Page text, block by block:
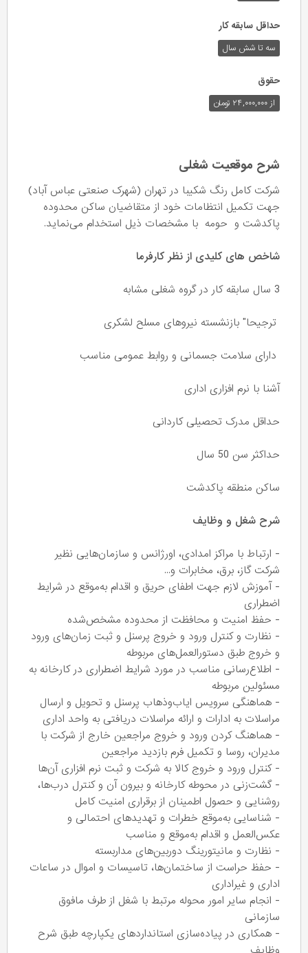
حداقل سابقه کار
سه تا شش سال
حقوق
از ۲۴,۰۰۰,۰۰۰ تومان
شرح موقعیت شغلی
شرکت کامل رنگ شکیبا در تهران (شهرک صنعتی عباس آباد)
جهت تکمیل انتظامات خود از متقاضیان ساکن محدوده
پاکدشت و حومه با مشخصات ذیل استخدام می‌نماید.
شاخص های کلیدی از نظر کارفرما
3 سال سابقه کار در گروه شغلی مشابه
ترجیحا" بازنشسته نیروهای مسلح لشکری
دارای سلامت جسمانی و روابط عمومی مناسب
آشنا با نرم افزاری اداری
حداقل مدرک تحصیلی کاردانی
حداکثر سن 50 سال
ساکن منطقه پاکدشت
شرح شغل و وظایف
- ارتباط با مراکز امدادی، اورژانس و سازمان‌هایی نظیر
شرکت گاز، برق، مخابرات و...
- آموزش لازم جهت اطفای حریق و اقدام به‌موقع در شرایط
اضطراری
- حفظ امنیت و محافظت از محدوده مشخص‌شده
- نظارت و کنترل ورود و خروج پرسنل و ثبت زمان‌های ورود
و خروج طبق دستورالعمل‌های مربوطه
- اطلاع‌رسانی مناسب در مورد شرایط اضطراری در کارخانه به
مسئولین مربوطه
- هماهنگی سرویس ایاب‌وذهاب پرسنل و تحویل و ارسال
مراسلات به ادارات و ارائه مراسلات دریافتی به واحد اداری
- هماهنگ کردن ورود و خروج مراجعین خارج از شرکت با
مدیران، روسا و تکمیل فرم بازدید مراجعین
- کنترل ورود و خروج کالا به شرکت و ثبت نرم افزاری آن‌ها
- گشت‌زنی در محوطه کارخانه و بیرون آن و کنترل درب‌ها،
روشنایی و حصول اطمینان از برقراری امنیت کامل
- شناسایی به‌موقع خطرات و تهدیدهای احتمالی و
عکس‌العمل و اقدام به‌موقع و مناسب
- نظارت و مانیتورینگ دوربین‌های مداربسته
- حفظ حراست از ساختمان‌ها، تاسیسات و اموال در ساعات
اداری و غیراداری
- انجام سایر امور محوله مرتبط با شغل از طرف مافوق
سازمانی
- همکاری در پیاده‌سازی استانداردهای یکپارچه طبق شرح